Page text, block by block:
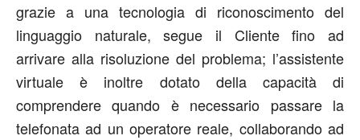
grazie a una tecnologia di riconoscimento del
linguaggio naturale, segue il Cliente fino ad
arrivare alla risoluzione del problema; l’assistente
virtuale è inoltre dotato della capacità di
comprendere quando è necessario passare la
telefonata ad un operatore reale, collaborando ad